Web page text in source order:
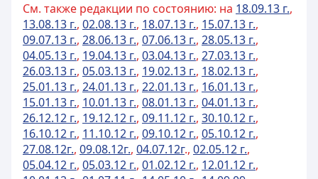
См. также редакции по состоянию: на 18.09.13 г.,
13.08.13 г., 02.08.13 г., 18.07.13 г., 15.07.13 г.,
09.07.13 г., 28.06.13 г., 07.06.13 г., 28.05.13 г.,
04.05.13 г., 19.04.13 г., 03.04.13 г., 27.03.13 г.,
26.03.13 г., 05.03.13 г., 19.02.13 г., 18.02.13 г.,
25.01.13 г., 24.01.13 г., 22.01.13 г., 16.01.13 г.,
15.01.13 г., 10.01.13 г., 08.01.13 г., 04.01.13 г.,
26.12.12 г., 19.12.12 г., 09.11.12 г., 30.10.12 г.,
16.10.12 г., 11.10.12 г., 09.10.12 г., 05.10.12 г.,
27.08.12г., 09.08.12г., 04.07.12г., 02.05.12 г.,
05.04.12 г., 05.03.12 г., 01.02.12 г., 12.01.12 г.,